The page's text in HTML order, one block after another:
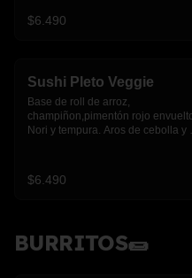
$6.490
Sushi Pleto Veggie
Base de roll de arroz,
champiñon,pimentón rojo
Nori y tempura. Aros de cebolla y
$6.490
BURRITOS🌯